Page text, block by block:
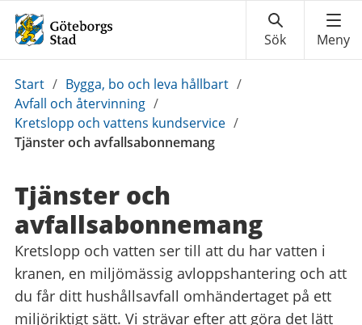
Du
är
här:
Start / Bygga, bo och leva hållbart /
Avfall och återvinning /
Kretslopp och vattens kundservice /
Tjänster och avfallsabonnemang
Tjänster och
avfallsabonnemang
Kretslopp och vatten ser till att du har vatten i
kranen, en miljömässig avloppshantering och att
du får ditt hushållsavfall omhändertaget på ett
miljöriktigt sätt. Vi strävar efter att göra det lätt